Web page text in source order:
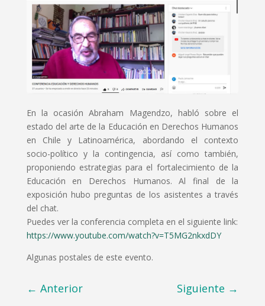
En la ocasión Abraham Magendzo, habló sobre el
estado del arte de la Educación en Derechos Humanos
en Chile y Latinoamérica, abordando el contexto
socio-político y la contingencia, así como también,
proponiendo estrategias para el fortalecimiento de la
Educación en Derechos Humanos. Al final de la
exposición hubo preguntas de los asistentes a través
del chat.
Puedes ver la conferencia completa en el siguiente link:
https://www.youtube.com/watch?v=T5MG2nkxdDY
Algunas postales de este evento.
← Anterior Siguiente →